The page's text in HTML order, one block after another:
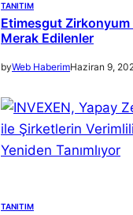
TANITIM
Etimesgut Zirkonyum
Merak Edilenler
byWeb HaberimHaziran 9,
TANITIM